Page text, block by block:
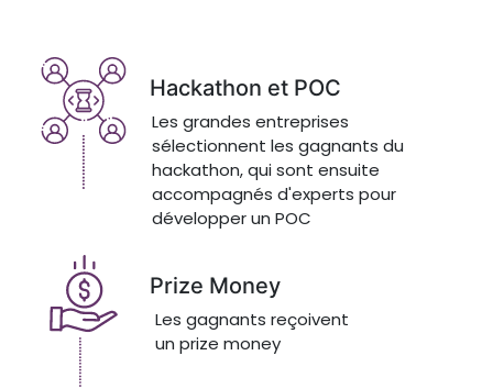
Hackathon et POC
Les grandes entreprises
sélectionnent les gagnants du
hackathon, qui sont ensuite
accompagnés d'experts pour
développer un POC
Prize Money
Les gagnants reçoivent
un prize money